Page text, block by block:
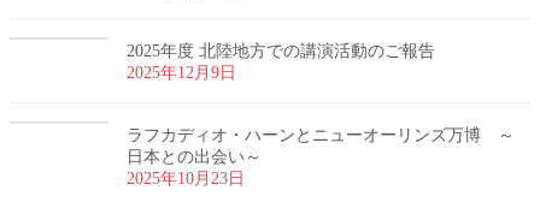
2025年度 北陸地方での講演活動のご報告
2025年12月9日
ラフカディオ・ハーンとニューオーリンズ万博 ～
日本との出会い～
2025年10月23日